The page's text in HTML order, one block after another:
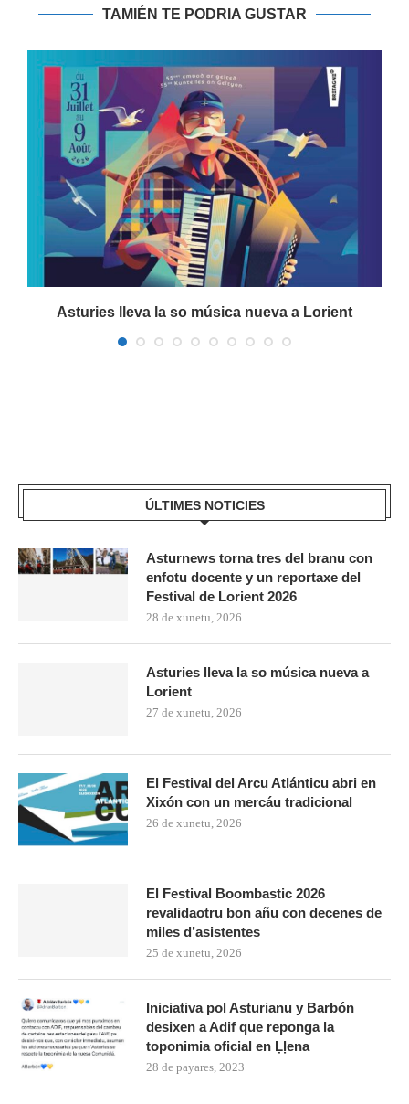
TAMIÉN TE PODRIA GUSTAR
Asturies lleva la so música nueva a Lorient
ÚLTIMES NOTICIES
Asturnews torna tres del branu con
enfotu docente y un reportaxe del
Festival de Lorient 2026
28 de xunetu, 2026
Asturies lleva la so música nueva a
Lorient
27 de xunetu, 2026
El Festival del Arcu Atlánticu abri en
Xixón con un mercáu tradicional
26 de xunetu, 2026
El Festival Boombastic 2026
revalidaotru bon añu con decenes de
miles d’asistentes
25 de xunetu, 2026
Iniciativa pol Asturianu y Barbón
desixen a Adif que reponga la
toponimia oficial en Ḷḷena
28 de payares, 2023